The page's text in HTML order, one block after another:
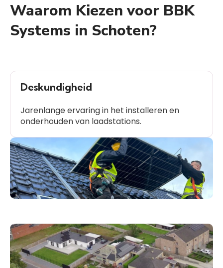
Waarom Kiezen voor BBK
Systems in Schoten?
Deskundigheid
Jarenlange ervaring in het installeren en
onderhouden van laadstations.